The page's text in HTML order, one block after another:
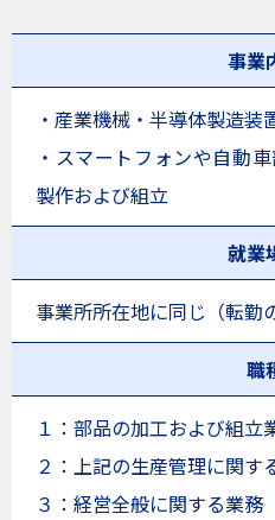
事業
・産業機械・半導体製造
・スマートフォンや自動
製作および組立
就業
事業所所在地に同じ（転勤
職
１：部品の加工および組立
２：上記の生産管理に関す
３：経営全般に関する業務